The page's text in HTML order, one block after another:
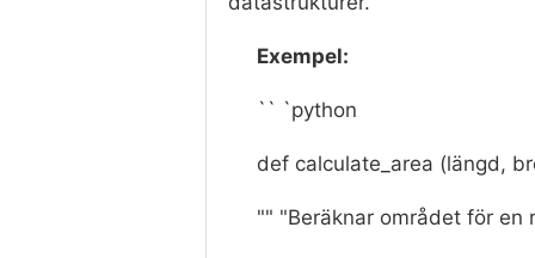
Exempel:
`` `python
def calculate_area (längd,
"" "Beräknar området för en